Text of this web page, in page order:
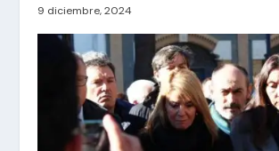
9 diciembre, 2024